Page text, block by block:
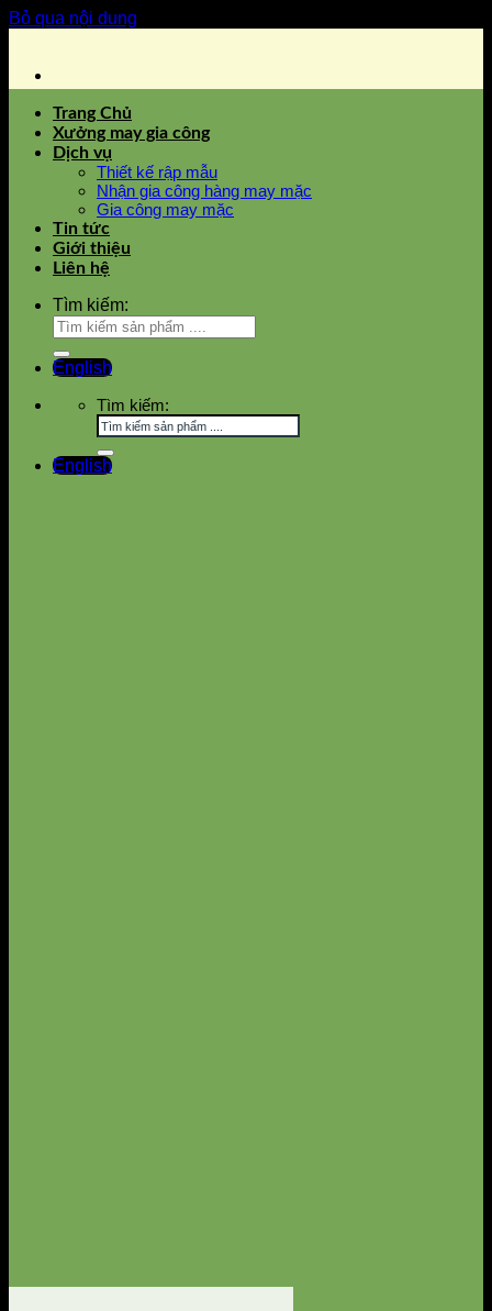
Bỏ qua nội dung
Trang Chủ
Xưởng may gia công
Dịch vụ
Thiết kế rập mẫu
Nhận gia công hàng may mặc
Gia công may mặc
Tin tức
Giới thiệu
Liên hệ
Tìm kiếm:
English
Tìm kiếm:
English